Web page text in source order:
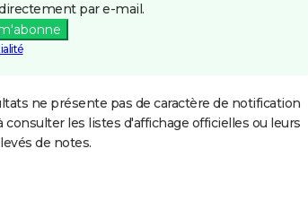
par e-mail.
ne présente pas de caractère de notification
les listes d'affichage officielles ou leurs
de notes.